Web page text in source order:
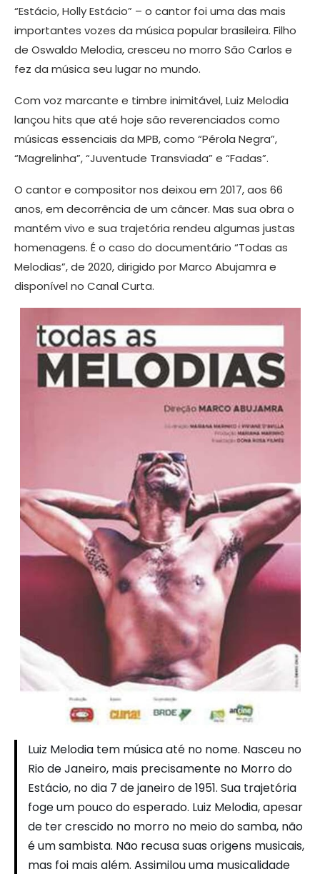
“Estácio, Holly Estácio” – o cantor foi uma das mais
importantes vozes da música popular brasileira. Filho
de Oswaldo Melodia, cresceu no morro São Carlos e
fez da música seu lugar no mundo.
Com voz marcante e timbre inimitável, Luiz Melodia
lançou hits que até hoje são reverenciados como
músicas essenciais da MPB, como “Pérola Negra”,
“Magrelinha”, “Juventude Transviada” e “Fadas”.
O cantor e compositor nos deixou em 2017, aos 66
anos, em decorrência de um câncer. Mas sua obra o
mantém vivo e sua trajetória rendeu algumas justas
homenagens. É o caso do documentário “Todas as
Melodias”, de 2020, dirigido por Marco Abujamra e
disponível no Canal Curta.
Luiz Melodia tem música até no nome. Nasceu no
Rio de Janeiro, mais precisamente no Morro do
Estácio, no dia 7 de janeiro de 1951. Sua trajetória
foge um pouco do esperado. Luiz Melodia, apesar
de ter crescido no morro no meio do samba, não
é um sambista. Não recusa suas origens musicais,
mas foi mais além. Assimilou uma musicalidade